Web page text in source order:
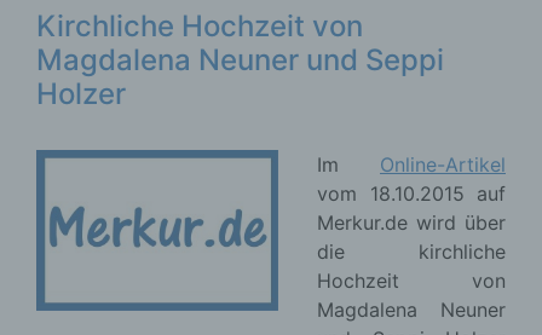
Kirchliche Hochzeit von
Magdalena Neuner und Seppi
Holzer
Im Online-Artikel
vom 18.10.2015 auf
Merkur.de wird über
die kirchliche
Hochzeit von
Magdalena Neuner